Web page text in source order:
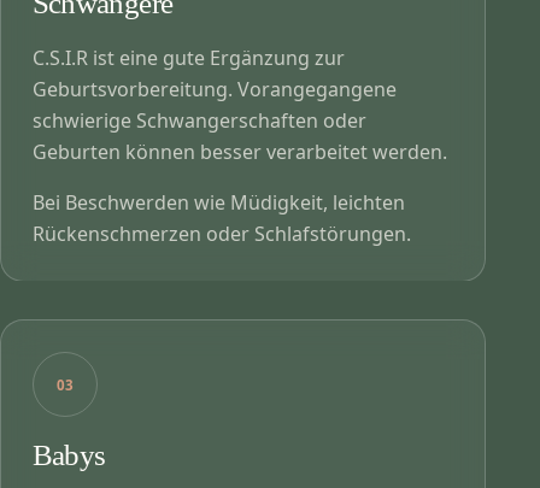
C.S.I.R ist eine gute Ergänzung zur
Geburtsvorbereitung. Vorangegangene
schwierige Schwangerschaften oder
Geburten können besser verarbeitet werden.
Bei Beschwerden wie Müdigkeit, leichten
Rückenschmerzen oder Schlafstörungen.
03
Babys